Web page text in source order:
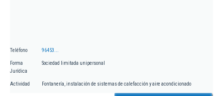
Teléfono 96453...
Forma
Jurídica
Sociedad limitada unipersonal
Actividad Fontanería, instalación de sistemas de calefacción y aire acondicionado